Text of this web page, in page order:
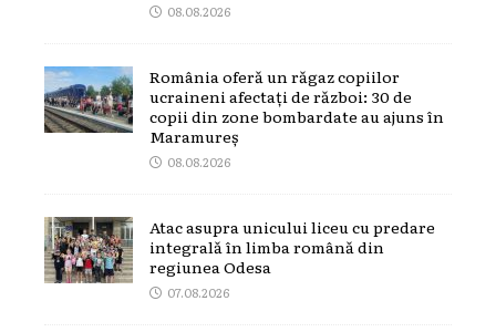
08.08.2026
România oferă un răgaz copiilor
ucraineni afectați de război: 30 de
copii din zone bombardate au ajuns în
Maramureș
08.08.2026
Atac asupra unicului liceu cu predare
integrală în limba română din
regiunea Odesa
07.08.2026